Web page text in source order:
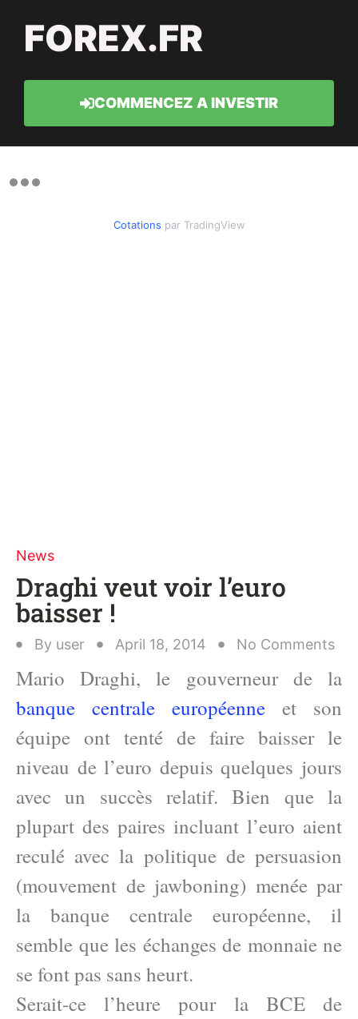
FOREX.FR
COMMENCEZ A INVESTIR
Cotations par TradingView
News
Draghi veut voir l’euro
baisser !
By user April 18, 2014 No Comments
Mario Draghi, le gouverneur de la
banque centrale européenne et son
équipe ont tenté de faire baisser le
niveau de l’euro depuis quelques jours
avec un succès relatif. Bien que la
plupart des paires incluant l’euro aient
reculé avec la politique de persuasion
(mouvement de jawboning) menée par
la banque centrale européenne, il
semble que les échanges de monnaie ne
se font pas sans heurt.
Serait-ce l’heure pour la BCE de